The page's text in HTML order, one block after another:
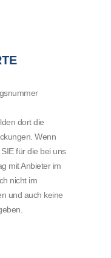
dort die
Wenn
für die bei uns
mit Anbieter im
nicht im
und auch keine